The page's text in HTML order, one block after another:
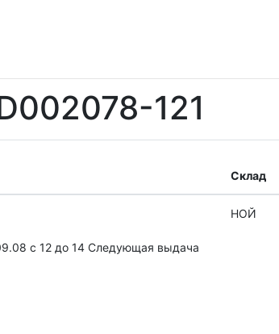
121
Склад
c 12 до 14 Следующая выдача
НОЙ